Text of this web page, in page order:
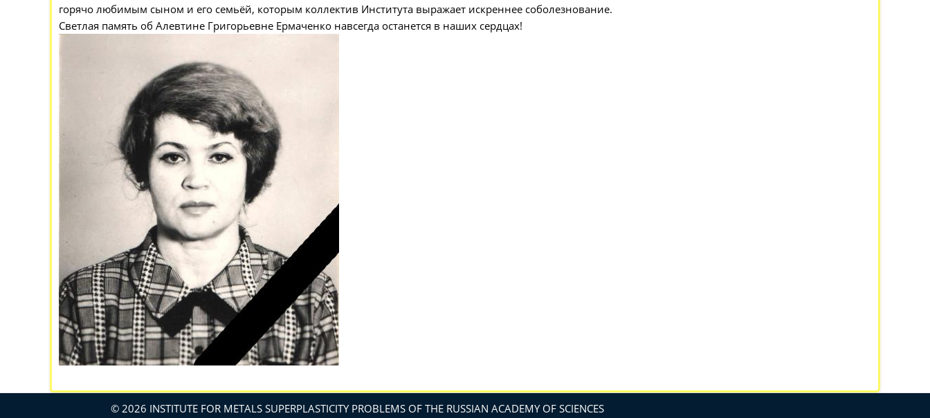
горячо любимым сыном и его семьёй, которым коллектив Института выражает искреннее соболезнование.
Светлая память об Алевтине Григорьевне Ермаченко навсегда останется в наших сердцах!
© 2026 INSTITUTE FOR METALS SUPERPLASTICITY PROBLEMS OF THE RUSSIAN ACADEMY OF SCIENCES